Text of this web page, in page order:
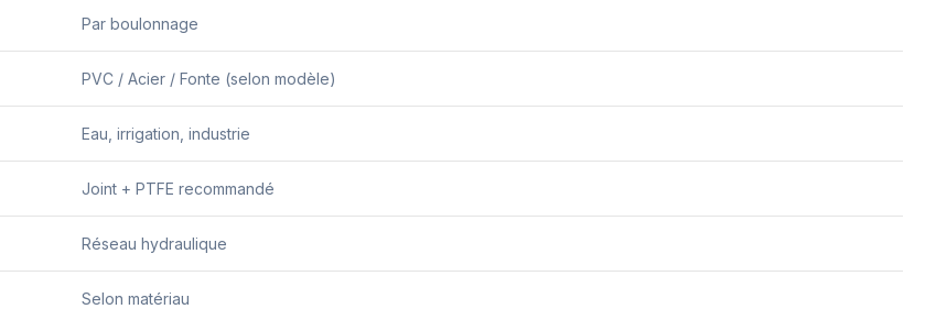
Par boulonnage
PVC / Acier / Fonte (selon modèle)
Eau, irrigation, industrie
Joint + PTFE recommandé
Réseau hydraulique
Selon matériau